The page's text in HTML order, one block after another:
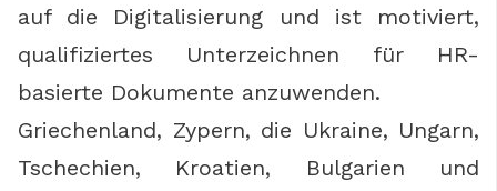
auf die Digitalisierung und ist motiviert,
qualifiziertes Unterzeichnen für HR-
basierte Dokumente anzuwenden.
Griechenland, Zypern, die Ukraine, Ungarn,
Tschechien, Kroatien, Bulgarien und